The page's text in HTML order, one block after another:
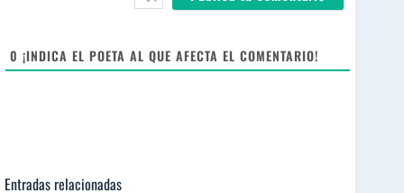
0 ¡INDICA EL POETA AL QUE AFECTA EL COMENTARIO!
Entradas relacionadas